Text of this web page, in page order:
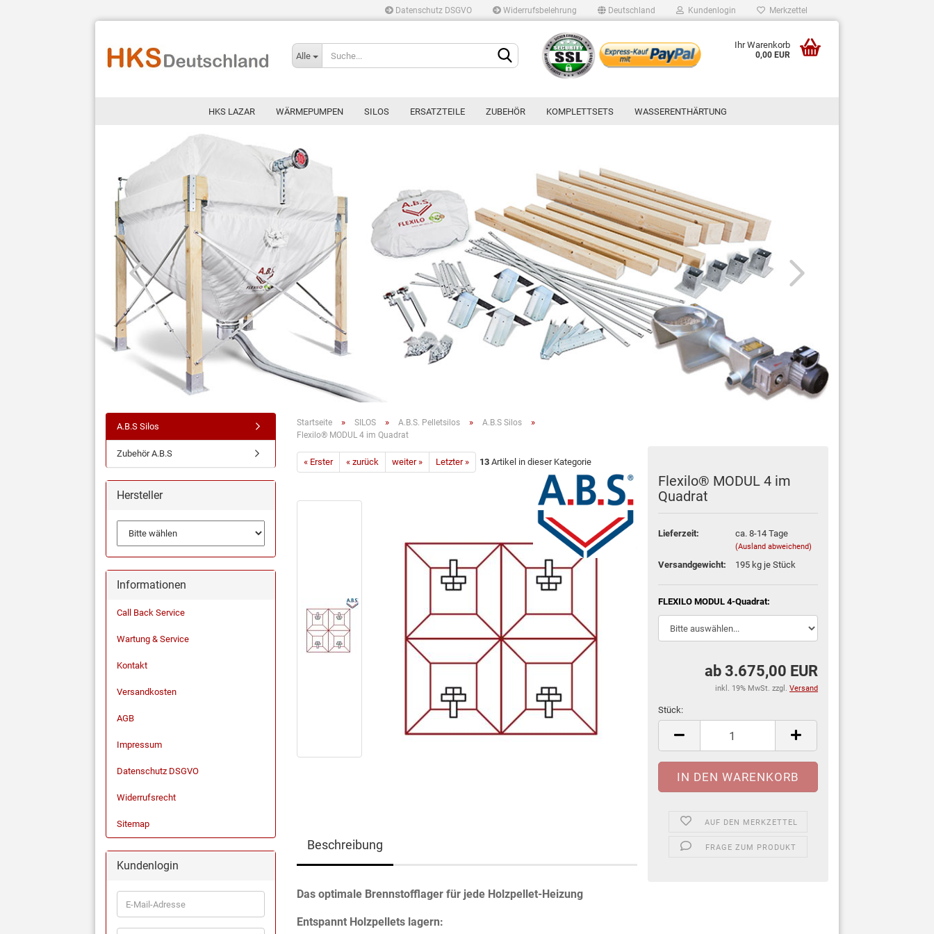
Datenschutz DSGVO Widerrufsbelehrung Deutschland
Lieferland
Kundenlogin
Konto erstellen
Passwort vergessen?
Merkzettel
Alle
Ihr Warenkorb
0,00 EUR
HKS LAZAR WÄRMEPUMPEN SILOS ERSATZTEILE ZUBEHÖR KOMPLETTSETS WASSERENTHÄRTUNG
Startseite » SILOS » A.B.S. Pelletsilos » A.B.S Silos »
Flexilo® MODUL 4 im Quadrat
« Erster « zurück weiter » Letzter » 13 Artikel in dieser Kategorie
Flexilo® MODUL 4 im
Quadrat
Lieferzeit: ca. 8-14 Tage
(Ausland abweichend)
Versandgewicht: 195kg je Stück
FLEXILO MODUL 4-Quadrat:
ab 3.675,00 EUR
inkl. 19% MwSt. zzgl. Versand
Stück:
Stück
AUF DEN MERKZETTEL
FRAGE ZUM PRODUKT
Beschreibung
Das optimale Brennstofflager für jede Holzpellet-Heizung
Entspannt Holzpellets lagern:
A.B.S Silos
Zubehör A.B.S
Hersteller
Informationen
Call Back Service
Wartung & Service
Kontakt
Versandkosten
AGB
Impressum
Datenschutz DSGVO
Widerrufsrecht
Sitemap
Kundenlogin